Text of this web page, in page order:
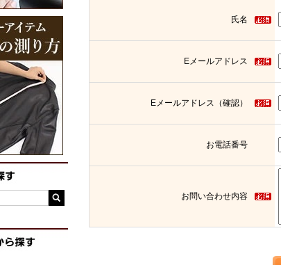
氏名
Eメールアドレス
Eメールアドレス（確認）
お電話番号
お問い合わせ内容